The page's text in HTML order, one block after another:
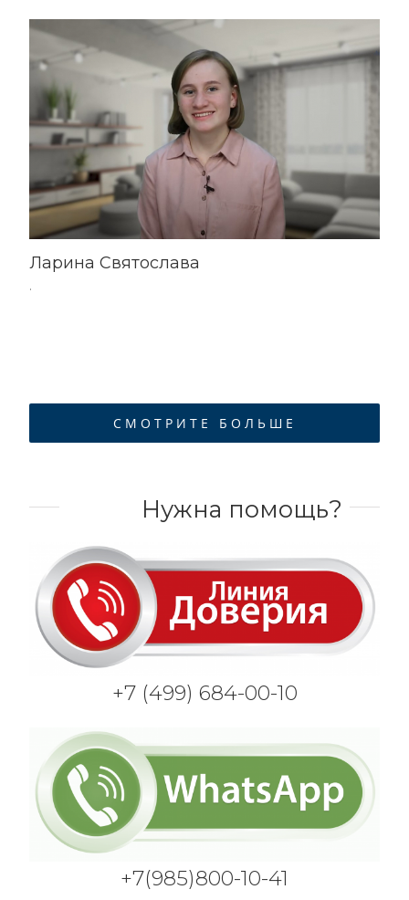
Ларина Святослава
.
СМОТРИТЕ БОЛЬШЕ
Нужна помощь?
+7 (499) 684-00-10
+7(985)800-10-41